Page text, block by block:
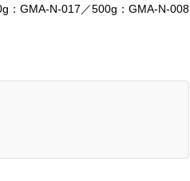
：GMA-N-017／500g：GMA-N-008